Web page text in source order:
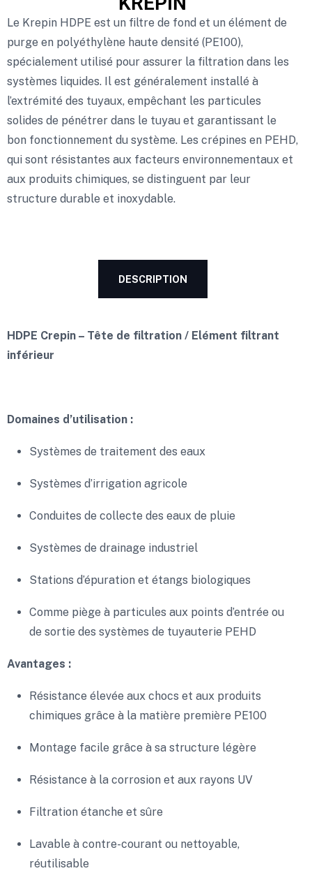
Le Krepin HDPE est un filtre de fond et un élément de
purge en polyéthylène haute densité (PE100),
spécialement utilisé pour assurer la filtration dans les
systèmes liquides. Il est généralement installé à
l’extrémité des tuyaux, empêchant les particules
solides de pénétrer dans le tuyau et garantissant le
bon fonctionnement du système. Les crépines en PEHD,
qui sont résistantes aux facteurs environnementaux et
aux produits chimiques, se distinguent par leur
structure durable et inoxydable.
DESCRIPTION
HDPE Crepin – Tête de filtration / Elément filtrant
inférieur
Domaines d’utilisation :
Systèmes de traitement des eaux
Systèmes d’irrigation agricole
Conduites de collecte des eaux de pluie
Systèmes de drainage industriel
Stations d’épuration et étangs biologiques
Comme piège à particules aux points d’entrée ou
de sortie des systèmes de tuyauterie PEHD
Avantages :
Résistance élevée aux chocs et aux produits
chimiques grâce à la matière première PE100
Montage facile grâce à sa structure légère
Résistance à la corrosion et aux rayons UV
Filtration étanche et sûre
Lavable à contre-courant ou nettoyable,
réutilisable